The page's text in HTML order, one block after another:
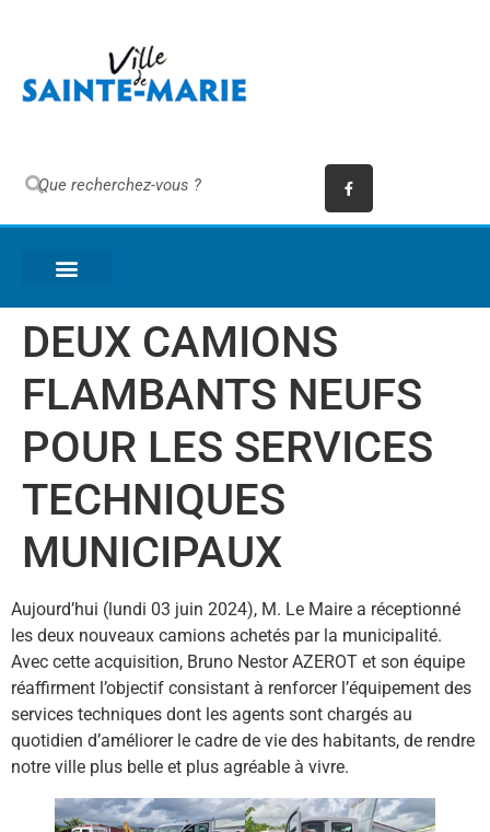
DEUX CAMIONS
FLAMBANTS NEUFS
POUR LES SERVICES
TECHNIQUES
MUNICIPAUX
Aujourd’hui (lundi 03 juin 2024), M. Le Maire a réceptionné
les deux nouveaux camions achetés par la municipalité.
Avec cette acquisition, Bruno Nestor AZEROT et son équipe
réaffirment l’objectif consistant à renforcer l’équipement des
services techniques dont les agents sont chargés au
quotidien d’améliorer le cadre de vie des habitants, de rendre
notre ville plus belle et plus agréable à vivre.